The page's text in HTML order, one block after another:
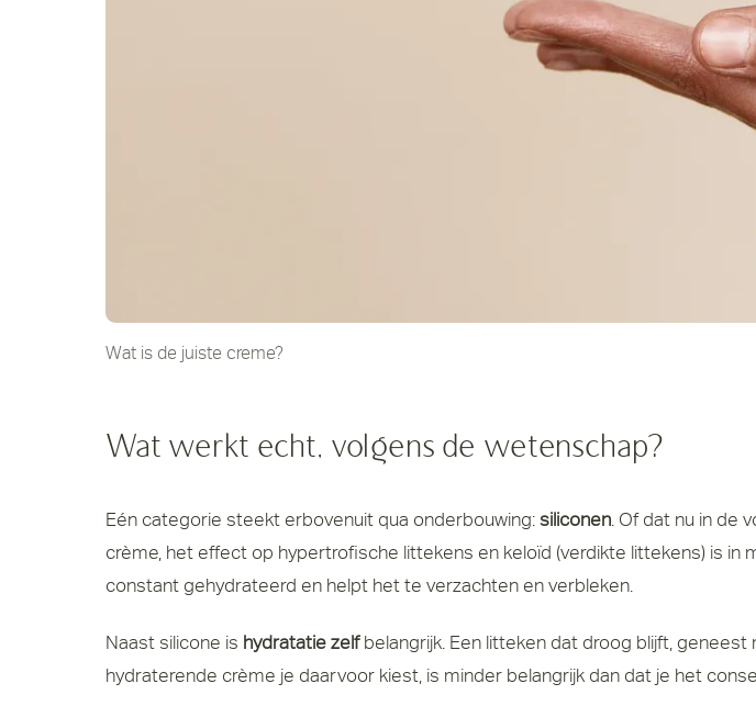
Wat is de juiste creme?
Wat werkt echt, volgens de wetenschap?
Eén categorie steekt erbovenuit qua onderbouwing: siliconen. Of dat nu in de
crème, het effect op hypertrofische littekens en keloïd (verdikte littekens) is
constant gehydrateerd en helpt het te verzachten en verbleken.
Naast silicone is hydratatie zelfbelangrijk. Een litteken dat droog blijft,
hydraterende crème je daarvoor kiest, is minder belangrijk dan dat je het